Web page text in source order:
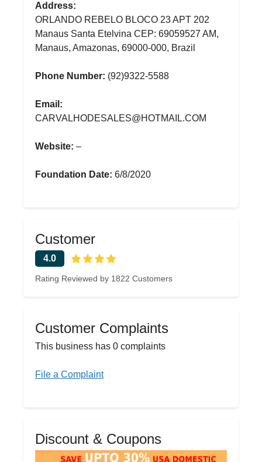
Address:
ORLANDO REBELO BLOCO 23 APT 202
Manaus Santa Etelvina CEP: 69059527 AM,
Manaus, Amazonas, 69000-000, Brazil
Phone Number: (92)9322-5588
Email:
CARVALHODESALES@HOTMAIL.COM
Website: –
Foundation Date: 6/8/2020
Customer
4.0
Rating Reviewed by 1822 Customers
Customer Complaints
This business has 0 complaints
File a Complaint
Discount & Coupons